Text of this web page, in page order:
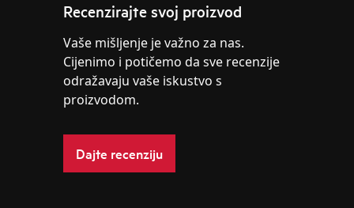
Recenzirajte svoj proizvod
Vaše mišljenje je važno za nas.
Cijenimo i potičemo da sve recenzije
odražavaju vaše iskustvo s
proizvodom.
Dajte recenziju